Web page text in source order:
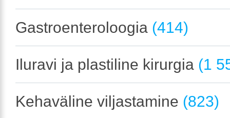
Gastroenteroloogia (414)
Iluravi ja plastiline kirurgia (1
Kehaväline viljastamine (823)